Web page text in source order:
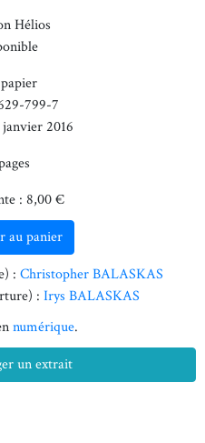
Hélios
799-7
2016
: 8,00 €
au panier
: Christopher BALASKAS
: Irys BALASKAS
numérique.
un extrait